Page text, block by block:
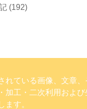
(192)
れている画像、文章
加工・二次利用およ
ます。